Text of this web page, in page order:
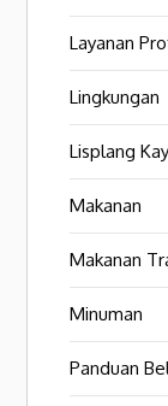
Layanan
Lingkungan
Lisplang
Makanan
Makanan
Minuman
Panduan